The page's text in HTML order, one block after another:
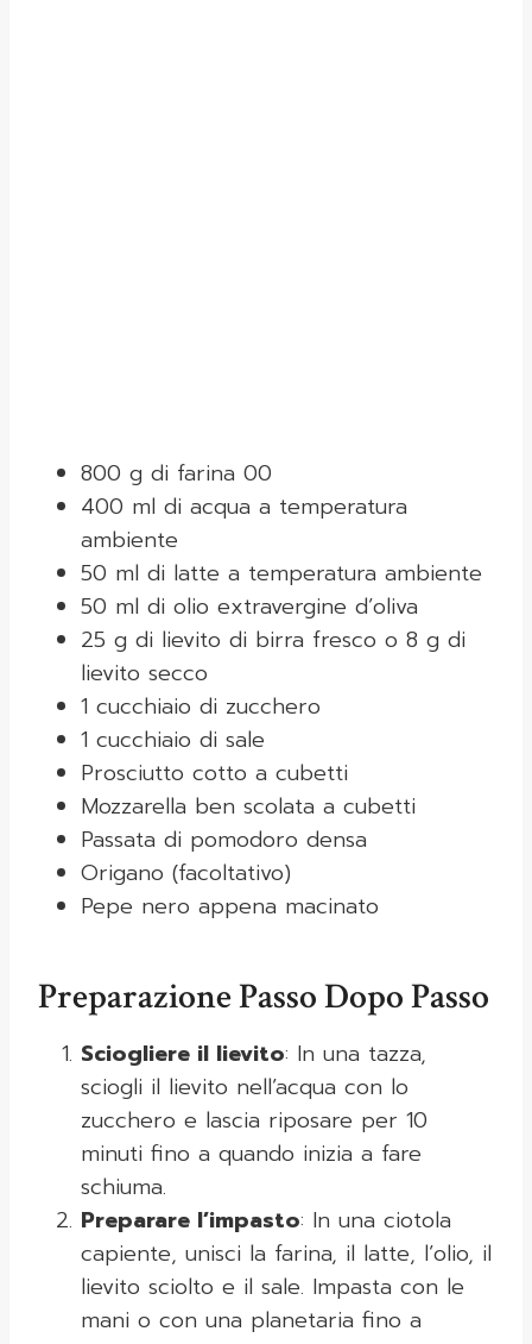
800 g di farina 00
400 ml di acqua a temperatura
ambiente
50 ml di latte a temperatura ambiente
50 ml di olio extravergine d’oliva
25 g di lievito di birra fresco o 8 g di
lievito secco
1 cucchiaio di zucchero
1 cucchiaio di sale
Prosciutto cotto a cubetti
Mozzarella ben scolata a cubetti
Passata di pomodoro densa
Origano (facoltativo)
Pepe nero appena macinato
Preparazione Passo Dopo Passo
Sciogliere il lievito: In una tazza,
sciogli il lievito nell’acqua con lo
zucchero e lascia riposare per 10
minuti fino a quando inizia a fare
schiuma.
Preparare l’impasto: In una ciotola
capiente, unisci la farina, il latte, l’olio, il
lievito sciolto e il sale. Impasta con le
mani o con una planetaria fino a